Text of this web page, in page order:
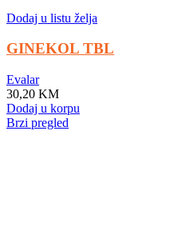
Dodaj u listu želja
GINEKOL TBL
Evalar
30,20 KM
Dodaj u korpu
Brzi pregled